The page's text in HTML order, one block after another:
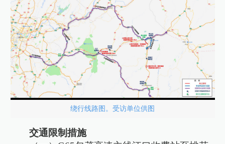
绕行线路图。受访单位供图
交通限制措施